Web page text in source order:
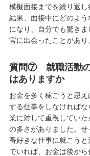
模擬面接までを繰り返
結果、面接中にどのよ
になり、自分でも驚き
官に出会ったことがあり
質問⑦ 就職活動の
はありますか
お金を多く稼ごうと思
する仕事をしなければ
業に対して重視してい
の多さがありました。
番好きな仕事に就こう
でいれば、お金は後か